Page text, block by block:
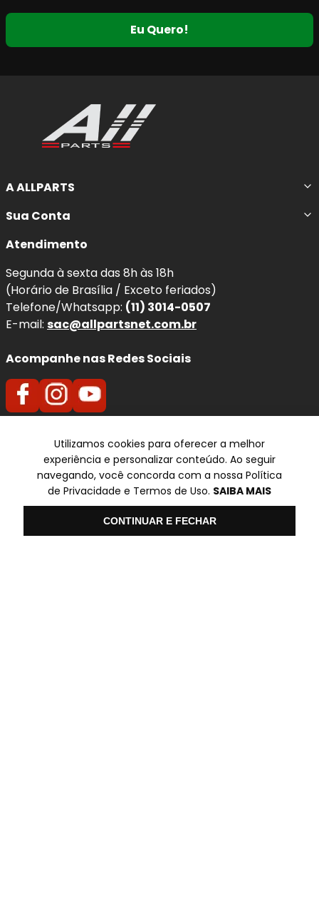
Eu Quero!
A ALLPARTS
Sua Conta
Atendimento
Segunda à sexta das 8h às 18h
(Horário de Brasília / Exceto feriados)
Telefone/Whatsapp: (11) 3014-0507
E-mail: sac@allpartsnet.com.br
Acompanhe nas Redes Sociais
Televendas
SP
✆ (11) 3014-0507
Formas de pagamento
Utilizamos cookies para oferecer a melhor
experiência e personalizar conteúdo. Ao seguir
navegando, você concorda com a nossa Política
de Privacidade e Termos de Uso. SAIBA MAIS
CONTINUAR E FECHAR